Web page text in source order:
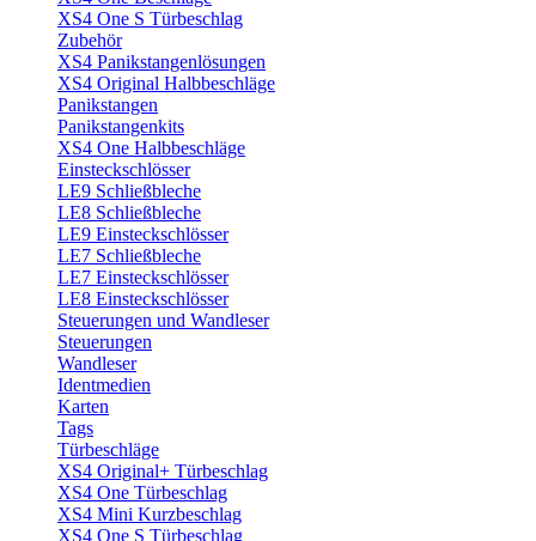
XS4 One S Türbeschlag
Zubehör
XS4 Panikstangenlösungen
XS4 Original Halbbeschläge
Panikstangen
Panikstangenkits
XS4 One Halbbeschläge
Einsteckschlösser
LE9 Schließbleche
LE8 Schließbleche
LE9 Einsteckschlösser
LE7 Schließbleche
LE7 Einsteckschlösser
LE8 Einsteckschlösser
Steuerungen und Wandleser
Steuerungen
Wandleser
Identmedien
Karten
Tags
Türbeschläge
XS4 Original+ Türbeschlag
XS4 One Türbeschlag
XS4 Mini Kurzbeschlag
XS4 One S Türbeschlag